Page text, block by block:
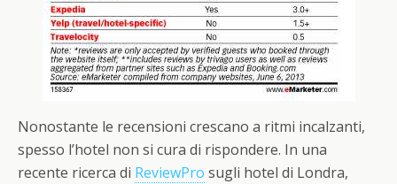
Nonostante le recensioni crescano a ritmi incalzanti,
spesso l’hotel non si cura di rispondere. In una
recente ricerca di ReviewPro sugli hotel di Londra,